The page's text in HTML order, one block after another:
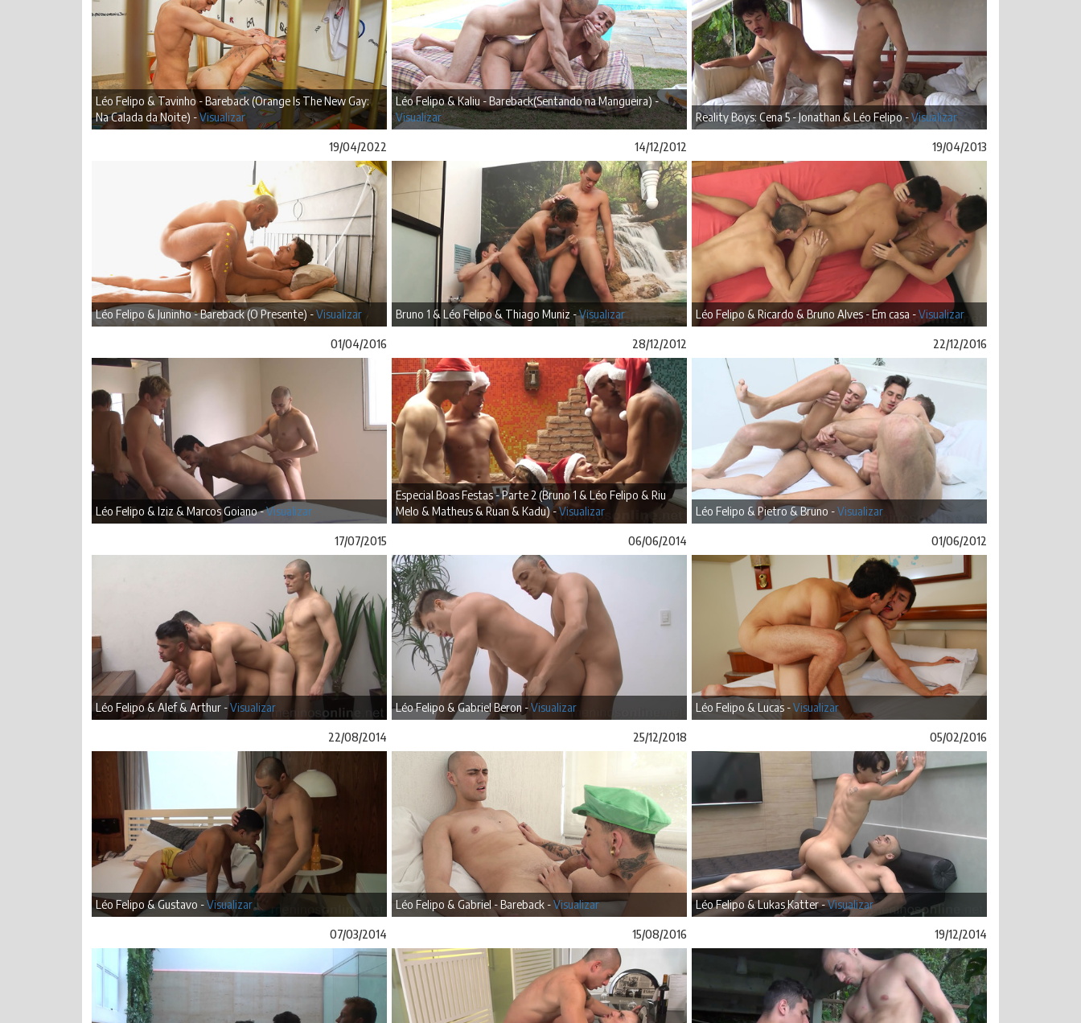
Léo Felipo & Tavinho - Bareback (Orange Is The New Gay:
Na Calada da Noite) -Visualizar
Léo Felipo & Kaliu - Bareback(Sentando na Mangueira) -
Visualizar
Reality Boys: Cena 5 - Jonathan & Léo Felipo -Visualizar
19/04/2022
Léo Felipo & Juninho - Bareback (O Presente) -Visualizar
14/12/2012
Bruno 1 & Léo Felipo & Thiago Muniz -Visualizar
19/04/2013
Léo Felipo & Ricardo & Bruno Alves - Em casa -Visualizar
01/04/2016
Léo Felipo & Iziz & Marcos Goiano -Visualizar
28/12/2012
Especial Boas Festas - Parte 2 (Bruno 1 & Léo Felipo & Riu
Melo & Matheus & Ruan & Kadu) -Visualizar
22/12/2016
Léo Felipo & Pietro & Bruno -Visualizar
17/07/2015
Léo Felipo & Alef & Arthur -Visualizar
06/06/2014
Léo Felipo & Gabriel Beron -Visualizar
01/06/2012
Léo Felipo & Lucas -Visualizar
22/08/2014
Léo Felipo & Gustavo -Visualizar
25/12/2018
Léo Felipo & Gabriel - Bareback -Visualizar
05/02/2016
Léo Felipo & Lukas Katter -Visualizar
07/03/2014 15/08/2016 19/12/2014